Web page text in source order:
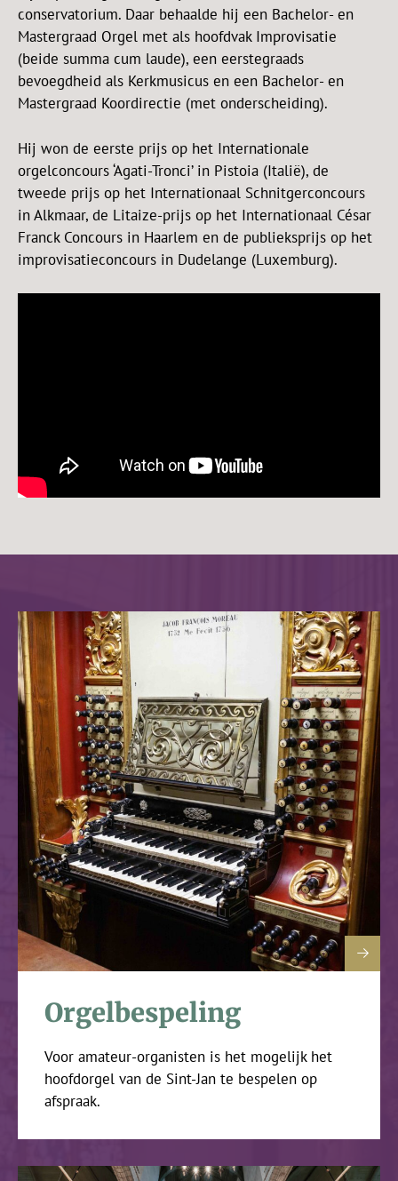
conservatorium. Daar behaalde hij een Bachelor- en
Mastergraad Orgel met als hoofdvak Improvisatie
(beide summa cum laude), een eerstegraads
bevoegdheid als Kerkmusicus en een Bachelor- en
Mastergraad Koordirectie (met onderscheiding).
Hij won de eerste prijs op het Internationale
orgelconcours ‘Agati-Tronci’ in Pistoia (Italië), de
tweede prijs op het Internationaal Schnitgerconcours
in Alkmaar, de Litaize-prijs op het Internationaal César
Franck Concours in Haarlem en de publieksprijs op het
improvisatieconcours in Dudelange (Luxemburg).
Orgelbespeling
Voor amateur-organisten is het mogelijk het
hoofdorgel van de Sint-Jan te bespelen op
afspraak.